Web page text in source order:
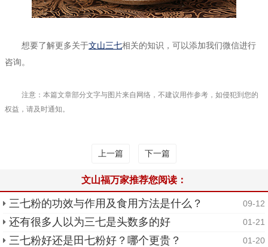
想要了解更多关于文山三七相关的知识，可以添加我们微信进行
咨询。
注意：本篇文章部分文字与图片来自网络，不建议用作参考，如侵犯到您的
权益，请及时通知。
上一篇 下一篇
文山福万家推荐您阅读：
三七粉的功效与作用及食用方法是什么？ 09-12
还有很多人以为三七是头数多的好 01-21
三七粉好还是田七粉好？哪个更贵？ 01-20